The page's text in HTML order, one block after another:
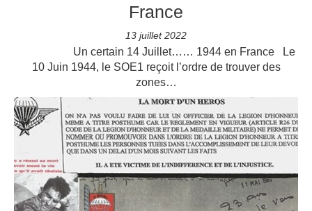
France
13 juillet 2022
Un certain 14 Juillet…… 1944 en France Le
10 Juin 1944, le SOE1 reçoit l’ordre de trouver des
zones…